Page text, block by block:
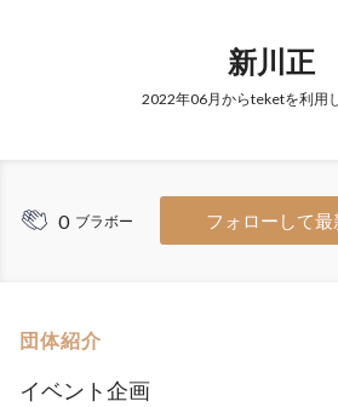
新川正
2022年06月からteketを利用
0 ブラボー フォローして
団体紹介
イベント企画